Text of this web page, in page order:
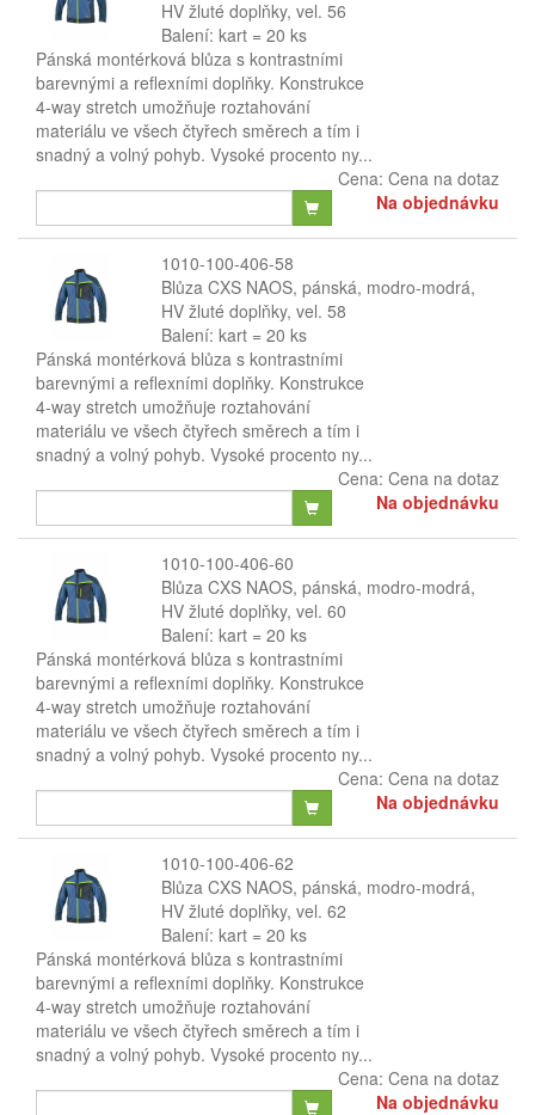
HV žluté doplňky, vel. 56
Balení: kart = 20 ks
Pánská montérková blůza s kontrastními
barevnými a reflexními doplňky. Konstrukce
4-way stretch umožňuje roztahování
materiálu ve všech čtyřech směrech a tím i
snadný a volný pohyb. Vysoké procento ny...
Cena: Cena na dotaz
Na objednávku
1010-100-406-58
Blůza CXS NAOS, pánská, modro-modrá,
HV žluté doplňky, vel. 58
Balení: kart = 20 ks
Pánská montérková blůza s kontrastními
barevnými a reflexními doplňky. Konstrukce
4-way stretch umožňuje roztahování
materiálu ve všech čtyřech směrech a tím i
snadný a volný pohyb. Vysoké procento ny...
Cena: Cena na dotaz
Na objednávku
1010-100-406-60
Blůza CXS NAOS, pánská, modro-modrá,
HV žluté doplňky, vel. 60
Balení: kart = 20 ks
Pánská montérková blůza s kontrastními
barevnými a reflexními doplňky. Konstrukce
4-way stretch umožňuje roztahování
materiálu ve všech čtyřech směrech a tím i
snadný a volný pohyb. Vysoké procento ny...
Cena: Cena na dotaz
Na objednávku
1010-100-406-62
Blůza CXS NAOS, pánská, modro-modrá,
HV žluté doplňky, vel. 62
Balení: kart = 20 ks
Pánská montérková blůza s kontrastními
barevnými a reflexními doplňky. Konstrukce
4-way stretch umožňuje roztahování
materiálu ve všech čtyřech směrech a tím i
snadný a volný pohyb. Vysoké procento ny...
Cena: Cena na dotaz
Na objednávku